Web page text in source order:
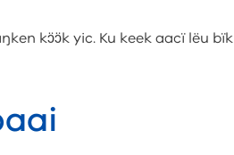
kɔ̈ɔ̈k yic. Ku keek aacï lëu bïk